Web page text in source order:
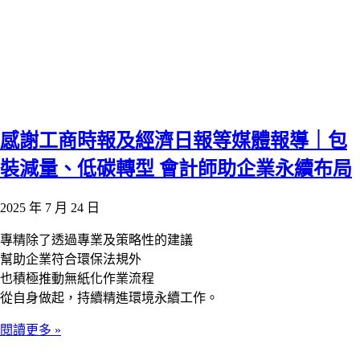
感謝工商時報及經濟日報等媒體報導｜包
裝減量、低碳轉型 會計師助企業永續布局
2025 年 7 月 24 日
專精除了透過專業及策略性的建議
幫助企業符合環保法規外
也積極推動無紙化作業流程
從自身做起，持續精進環境永續工作。
閱讀更多 »